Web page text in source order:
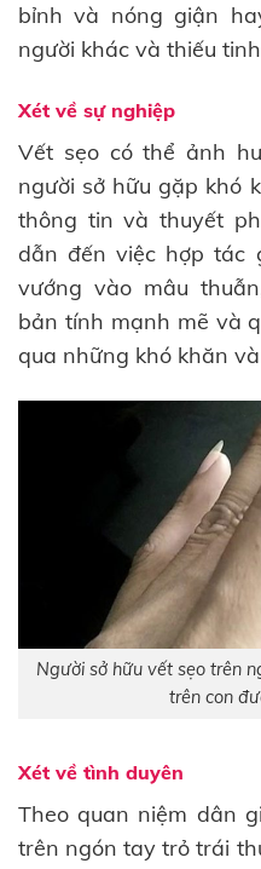
bỉnh và nóng giận
người khác và thiếu
Xét về sự nghiệp
Vết sẹo có thể ảnh
người sở hữu gặp khó
thông tin và thuyết
dẫn đến việc hợp tác
vướng vào mâu
bản tính mạnh mẽ và
qua những khó khăn
Người sở hữu vết sẹo trên
trên con
Xét về tình duyên
Theo quan niệm dân
trên ngón tay trỏ trái